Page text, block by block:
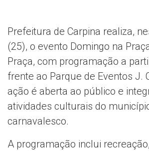
Prefeitura de Carpina realiza,
(25), o evento Domingo na
Praça, com programação a
frente ao Parque de Eventos J.
ação é aberta ao público e
atividades culturais do
carnavalesco.
A programação inclui